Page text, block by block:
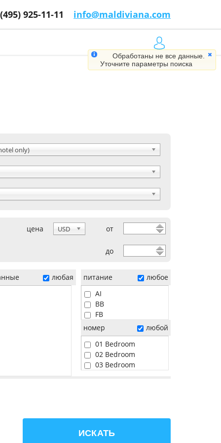
925-11-11 info@maldiviana.com
only)
цена USD от
до
любая питание
любое
AI
BB
FB
HB
номер
любой
01 Bedroom
02 Bedroom
03 Bedroom
Pool
Water
ИСКАТЬ
Обработаны не все данные.
Уточните параметры поиска